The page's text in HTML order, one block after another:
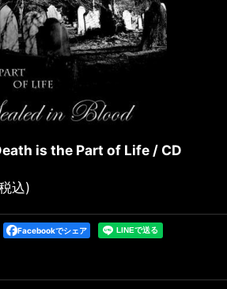
is the Part of Life / CD
込)
Facebookでシェア